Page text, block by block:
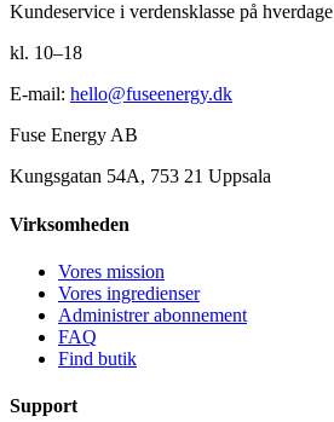
Kundeservice i verdensklasse på hverdage
kl. 10–18
E-mail: hello@fuseenergy.dk
Fuse Energy AB
Kungsgatan 54A, 753 21 Uppsala
Virksomheden
Vores mission
Vores ingredienser
Administrer abonnement
FAQ
Find butik
Support